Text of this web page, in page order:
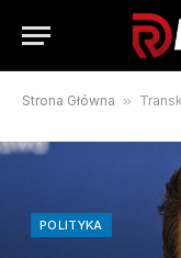
Strona Główna »
POLITYKA